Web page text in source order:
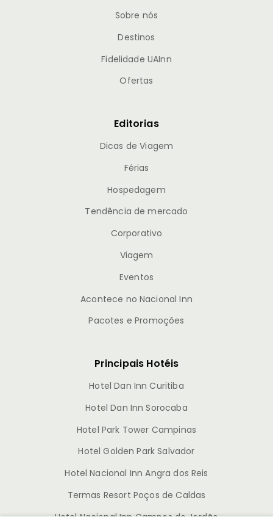
Sobre nós
Destinos
Fidelidade UAInn
Ofertas
Editorias
Dicas de Viagem
Férias
Hospedagem
Tendência de mercado
Corporativo
Viagem
Eventos
Acontece no Nacional Inn
Pacotes e Promoções
Principais Hotéis
Hotel Dan Inn Curitiba
Hotel Dan Inn Sorocaba
Hotel Park Tower Campinas
Hotel Golden Park Salvador
Hotel Nacional Inn Angra dos Reis
Termas Resort Poços de Caldas